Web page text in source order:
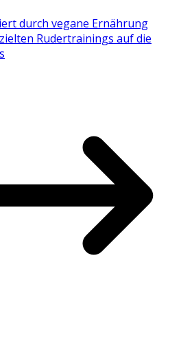
durch vegane Ernährung
Rudertrainings auf die